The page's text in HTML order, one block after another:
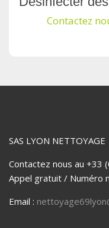
Contactez
SAS LYON NETTOYAGE
Contactez nous au +33
Appel gratuit / Numéro
Email :